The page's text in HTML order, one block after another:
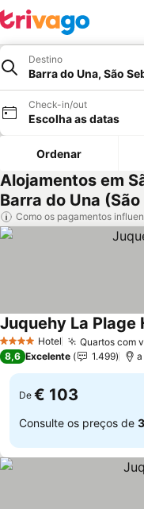
Destino
Barra do Una, São
Check-in/out
Escolha as datas
Ordenar
Alojamentos em
Barra do Una
Como os pagamentos
4 EstrelasHotel Quartos com
Juquehy La Plage
8,6 Excelente 1.499 a
De € 103
Consulte os preços de